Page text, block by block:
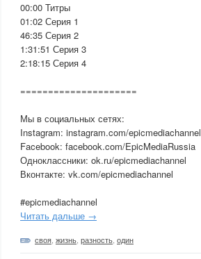
00:00 Титры
01:02 Серия 1
46:35 Серия 2
1:31:51 Серия 3
2:18:15 Серия 4
=====================
Мы в социальных сетях:
Instagram: instagram.com/epicmediachannel
Facebook: facebook.com/EpicMediaRussia
Одноклассники: ok.ru/epicmediachannel
Вконтакте: vk.com/epicmediachannel
#epicmediachannel
Читать дальше →
своя жизнь разность один